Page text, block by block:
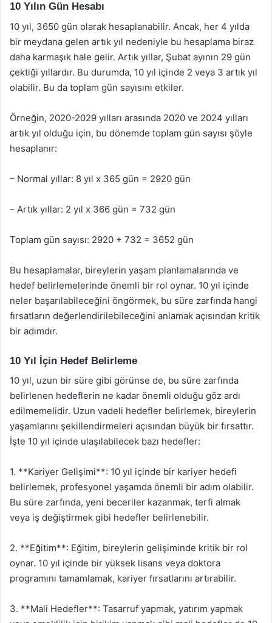
10 Yılın Gün Hesabı
10 yıl, 3650 gün olarak hesaplanabilir. Ancak, her 4 yılda
bir meydana gelen artık yıl nedeniyle bu hesaplama biraz
daha karmaşık hale gelir. Artık yıllar, Şubat ayının 29 gün
çektiği yıllardır. Bu durumda, 10 yıl içinde 2 veya 3 artık yıl
olabilir. Bu da toplam gün sayısını etkiler.
Örneğin, 2020-2029 yılları arasında 2020 ve 2024 yılları
artık yıl olduğu için, bu dönemde toplam gün sayısı şöyle
hesaplanır:
– Normal yıllar: 8 yıl x 365 gün = 2920 gün
– Artık yıllar: 2 yıl x 366 gün = 732 gün
Toplam gün sayısı: 2920 + 732 = 3652 gün
Bu hesaplamalar, bireylerin yaşam planlamalarında ve
hedef belirlemelerinde önemli bir rol oynar. 10 yıl içinde
neler başarılabileceğini öngörmek, bu süre zarfında hangi
fırsatların değerlendirilebileceğini anlamak açısından kritik
bir adımdır.
10 Yıl İçin Hedef Belirleme
10 yıl, uzun bir süre gibi görünse de, bu süre zarfında
belirlenen hedeflerin ne kadar önemli olduğu göz ardı
edilmemelidir. Uzun vadeli hedefler belirlemek, bireylerin
yaşamlarını şekillendirmeleri açısından büyük bir fırsattır.
İşte 10 yıl içinde ulaşılabilecek bazı hedefler:
1. **Kariyer Gelişimi**: 10 yıl içinde bir kariyer hedefi
belirlemek, profesyonel yaşamda önemli bir adım olabilir.
Bu süre zarfında, yeni beceriler kazanmak, terfi almak
veya iş değiştirmek gibi hedefler belirlenebilir.
2. **Eğitim**: Eğitim, bireylerin gelişiminde kritik bir rol
oynar. 10 yıl içinde bir yüksek lisans veya doktora
programını tamamlamak, kariyer fırsatlarını artırabilir.
3. **Mali Hedefler**: Tasarruf yapmak, yatırım yapmak